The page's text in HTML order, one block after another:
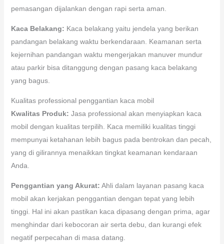
pemasangan dijalankan dengan rapi serta aman.
Kaca Belakang: Kaca belakang yaitu jendela yang berikan
pandangan belakang waktu berkendaraan. Keamanan serta
kejernihan pandangan waktu mengerjakan manuver mundur
atau parkir bisa ditanggung dengan pasang kaca belakang
yang bagus.
Kualitas professional penggantian kaca mobil
Kwalitas Produk: Jasa professional akan menyiapkan kaca
mobil dengan kualitas terpilih. Kaca memiliki kualitas tinggi
mempunyai ketahanan lebih bagus pada bentrokan dan pecah,
yang di gilirannya menaikkan tingkat keamanan kendaraan
Anda.
Penggantian yang Akurat: Ahli dalam layanan pasang kaca
mobil akan kerjakan penggantian dengan tepat yang lebih
tinggi. Hal ini akan pastikan kaca dipasang dengan prima, agar
menghindar dari kebocoran air serta debu, dan kurangi efek
negatif perpecahan di masa datang.